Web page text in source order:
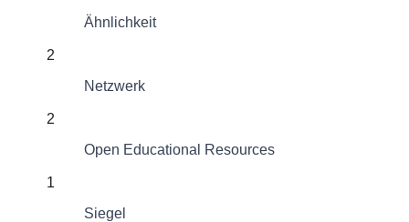
Ähnlichkeit
2
Netzwerk
2
Open Educational Resources
1
Siegel